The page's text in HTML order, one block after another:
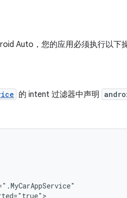
Auto，您的应用必须执行以下
的 intent 过滤器中声明